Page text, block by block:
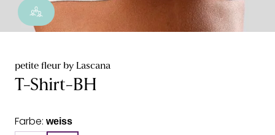
petite fleur by Lascana
T-Shirt-BH
Farbe: weiss